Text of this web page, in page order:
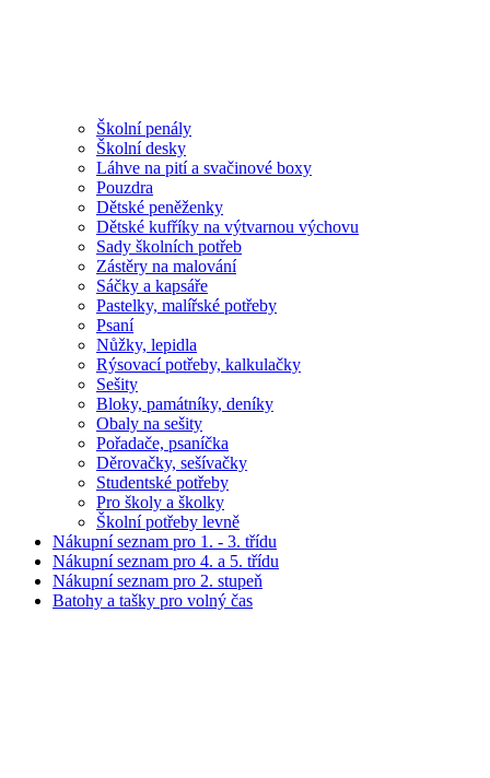
Školní penály
Školní desky
Láhve na pití a svačinové boxy
Pouzdra
Dětské peněženky
Dětské kufříky na výtvarnou výchovu
Sady školních potřeb
Zástěry na malování
Sáčky a kapsáře
Pastelky, malířské potřeby
Psaní
Nůžky, lepidla
Rýsovací potřeby, kalkulačky
Sešity
Bloky, památníky, deníky
Obaly na sešity
Pořadače, psaníčka
Děrovačky, sešívačky
Studentské potřeby
Pro školy a školky
Školní potřeby levně
Nákupní seznam pro 1. - 3. třídu
Nákupní seznam pro 4. a 5. třídu
Nákupní seznam pro 2. stupeň
Batohy a tašky pro volný čas